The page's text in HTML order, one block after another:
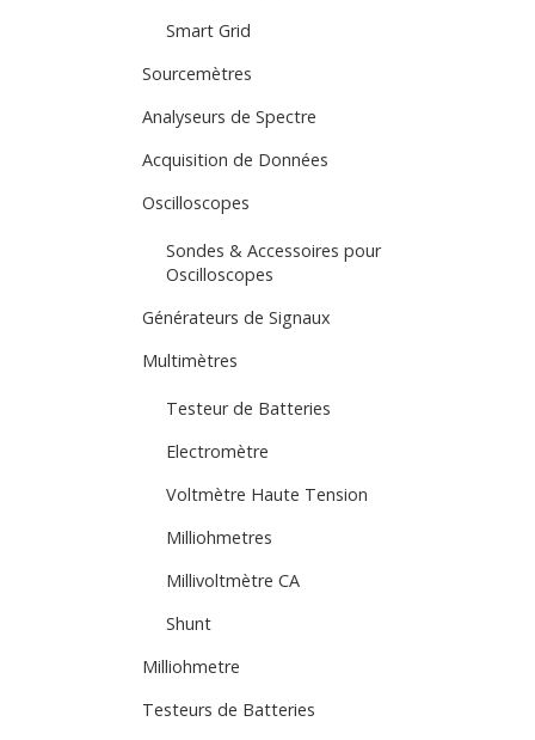
Smart Grid
Sourcemètres
Analyseurs de Spectre
Acquisition de Données
Oscilloscopes
Sondes & Accessoires pour
Oscilloscopes
Générateurs de Signaux
Multimètres
Testeur de Batteries
Electromètre
Voltmètre Haute Tension
Milliohmetres
Millivoltmètre CA
Shunt
Milliohmetre
Testeurs de Batteries